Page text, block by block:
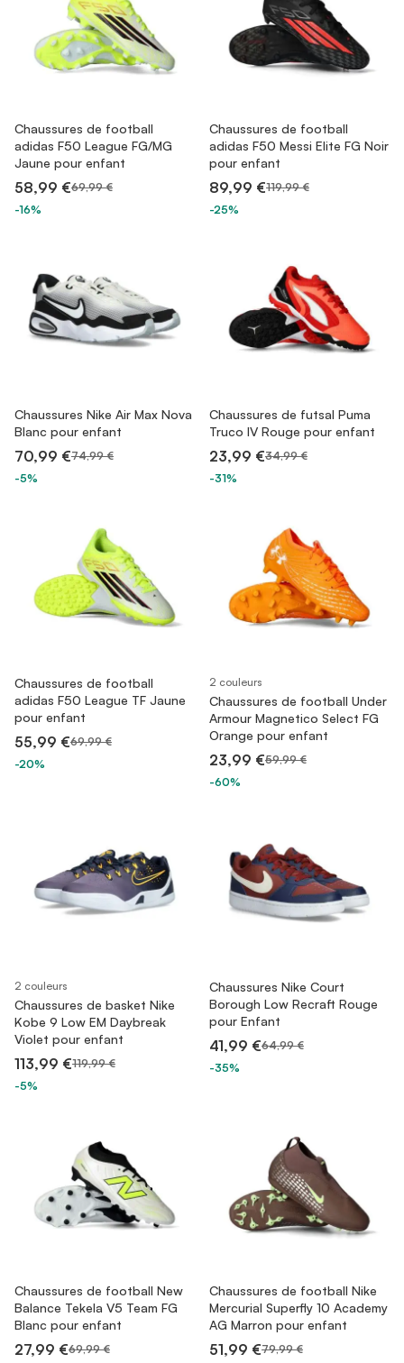
Chaussures de football
adidas F50 League FG/MG
Jaune pour enfant
58,99 €69,99 €
-16%
Chaussures de football
adidas F50 Messi Elite FG Noir
pour enfant
89,99 €119,99 €
-25%
Chaussures Nike Air Max Nova
Blanc pour enfant
70,99 €74,99 €
-5%
Chaussures de futsal Puma
Truco IV Rouge pour enfant
23,99 €34,99 €
-31%
Chaussures de football
adidas F50 League TF Jaune
pour enfant
55,99 €69,99 €
-20%
2 couleurs
Chaussures de football Under
Armour Magnetico Select FG
Orange pour enfant
23,99 €59,99 €
-60%
2 couleurs
Chaussures de basket Nike
Kobe 9 Low EM Daybreak
Violet pour enfant
113,99 €119,99 €
-5%
Chaussures Nike Court
Borough Low Recraft Rouge
pour Enfant
41,99 €64,99 €
-35%
Chaussures de football New
Balance Tekela V5 Team FG
Blanc pour enfant
27,99 €69,99 €
Chaussures de football Nike
Mercurial Superfly 10 Academy
AG Marron pour enfant
51,99 €79,99 €